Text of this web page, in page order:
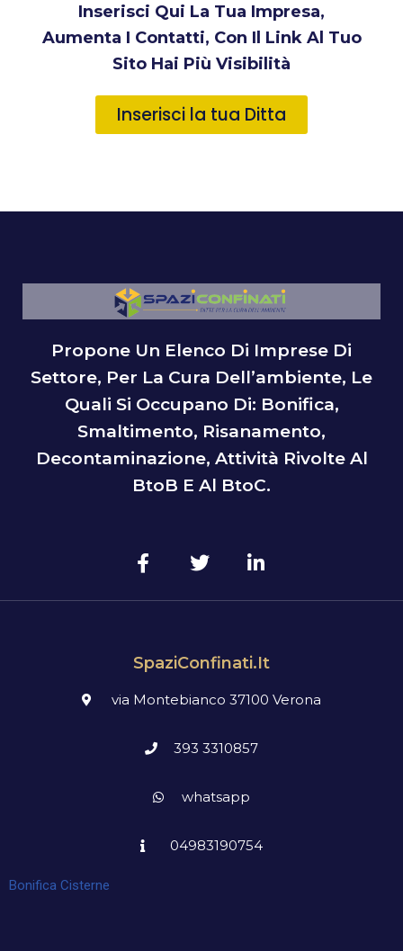
Inserisci Qui La Tua Impresa,
Aumenta I Contatti, Con Il Link Al Tuo
Sito Hai Più Visibilità
Inserisci la tua Ditta
Propone Un Elenco Di Imprese Di
Settore, Per La Cura Dell’ambiente, Le
Quali Si Occupano Di: Bonifica,
Smaltimento, Risanamento,
Decontaminazione, Attività Rivolte Al
BtoB E Al BtoC.
SpaziConfinati.it
via Montebianco 37100 Verona
393 3310857
whatsapp
04983190754
Bonifica Cisterne